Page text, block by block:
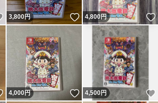
いいね！
3,800円 いいね！
4,800円
いいね！
4,000円 いいね！
4,500円